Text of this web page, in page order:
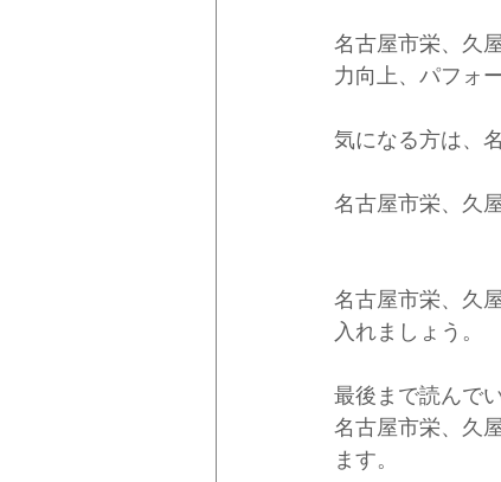
名古屋市栄、久
力向上、パフォ
気になる方は、
名古屋市栄、久
名古屋市栄、久
入れましょう。
最後まで読んで
名古屋市栄、久
ます。